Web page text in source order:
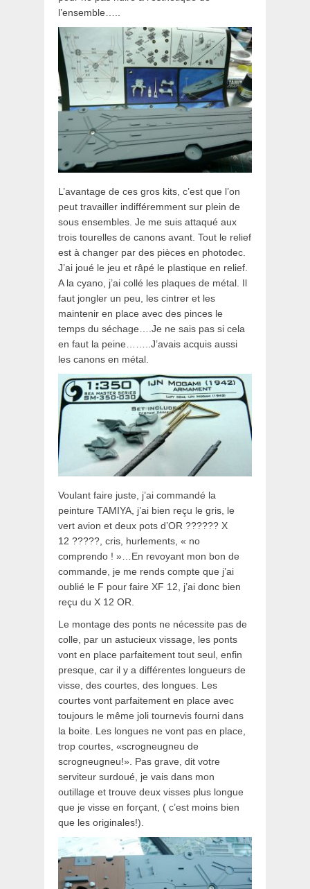
l’ensemble…..
L’avantage de ces gros kits, c’est que l’on
peut travailler indifféremment sur plein de
sous ensembles. Je me suis attaqué aux
trois tourelles de canons avant. Tout le relief
est à changer par des pièces en photodec.
J’ai joué le jeu et râpé le plastique en relief.
A la cyano, j’ai collé les plaques de métal. Il
faut jongler un peu, les cintrer et les
maintenir en place avec des pinces le
temps du séchage….Je ne sais pas si cela
en faut la peine……..J’avais acquis aussi
les canons en métal.
Voulant faire juste, j’ai commandé la
peinture TAMIYA, j’ai bien reçu le gris, le
vert avion et deux pots d’OR ?????? X
12 ?????, cris, hurlements, « no
comprendo ! »…En revoyant mon bon de
commande, je me rends compte que j’ai
oublié le F pour faire XF 12, j’ai donc bien
reçu du X 12 OR.
Le montage des ponts ne nécessite pas de
colle, par un astucieux vissage, les ponts
vont en place parfaitement tout seul, enfin
presque, car il y a différentes longueurs de
visse, des courtes, des longues. Les
courtes vont parfaitement en place avec
toujours le même joli tournevis fourni dans
la boite. Les longues ne vont pas en place,
trop courtes, «scrogneugneu de
scrogneugneu!». Pas grave, dit votre
serviteur surdoué, je vais dans mon
outillage et trouve deux visses plus longue
que je visse en forçant, ( c’est moins bien
que les originales!).